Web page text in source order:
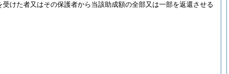
けた者又はその保護者から当該助成額の全部又は一部を返還させる